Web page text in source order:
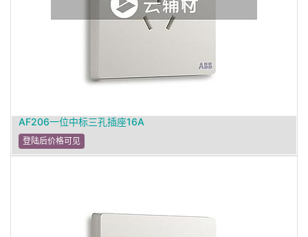
AF206一位中标三孔插座16A
登陆后价格可见